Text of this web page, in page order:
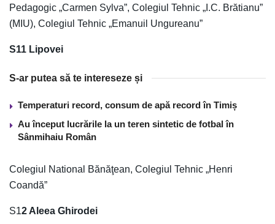
Pedagogic „Carmen Sylva”, Colegiul Tehnic „I.C. Brătianu”
(MIU), Colegiul Tehnic „Emanuil Ungureanu”
S11 Lipovei
S-ar putea să te intereseze și
Temperaturi record, consum de apă record în Timiș
Au început lucrările la un teren sintetic de fotbal în
Sânmihaiu Român
Colegiul National Bănăţean, Colegiul Tehnic „Henri
Coandă”
S12 Aleea Ghirodei